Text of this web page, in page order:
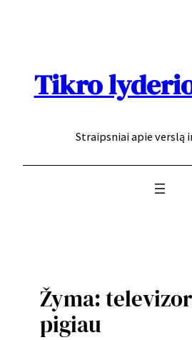
Tikro
Straipsniai apie verslą
Žyma:
pigiau